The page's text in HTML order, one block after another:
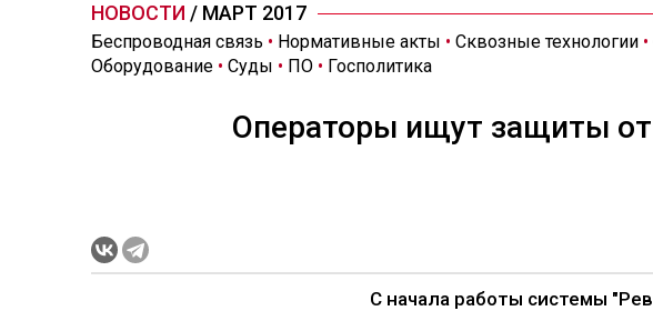
НОВОСТИ / МАРТ 2017
Беспроводная связь • Нормативные акты • Сквозные технологии •
Оборудование • Суды • ПО • Госполитика
Операторы ищут защиты от
С начала работы системы